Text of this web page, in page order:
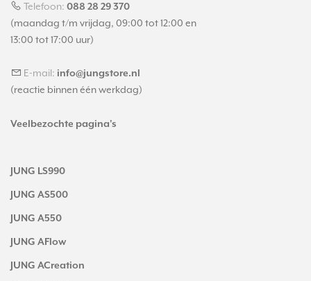
Telefoon: 088 28 29 370
(maandag t/m vrijdag, 09:00 tot 12:00 en
13:00 tot 17:00 uur)
E-mail: info@jungstore.nl
(reactie binnen één werkdag)
Veelbezochte pagina's
JUNG LS990
JUNG AS500
JUNG A550
JUNG AFlow
JUNG ACreation